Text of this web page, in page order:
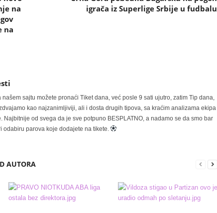
na
na
igrača iz Superlige Srbije u fudbalu
našem sajtu možete pronaći Tiket dana, već posle 9 sati ujutro, zatim Tip dana,
kao najzanimljiviji, ali i dosta drugih tipova, sa kraćim analizama ekipa
Najbitnije od svega da je sve potpuno BESPLATNO, a nadamo se da smo bar
odabiru parova koje dodajete na tikete.
AUTORA